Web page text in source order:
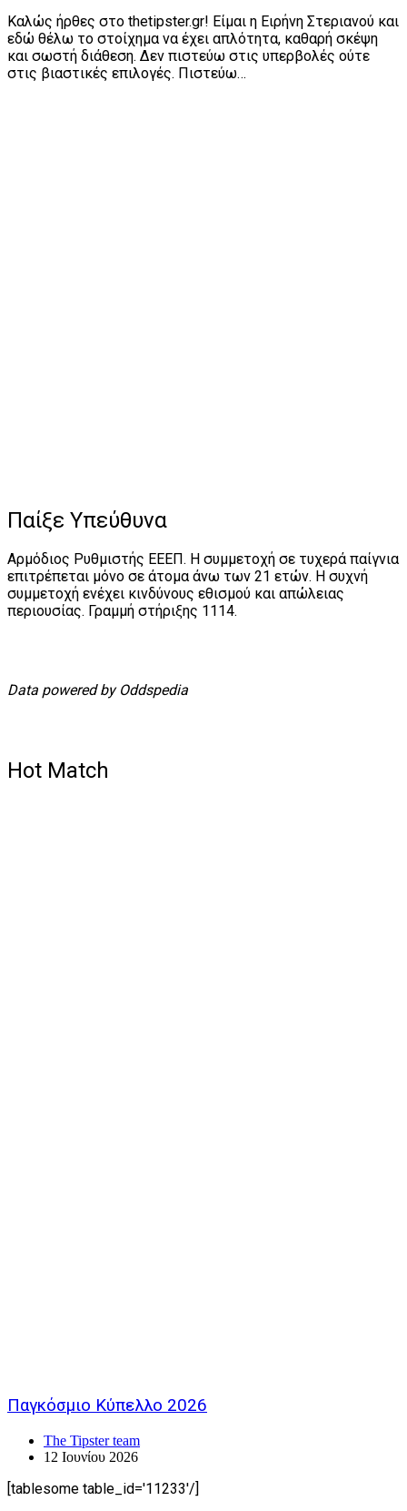
Καλώς ήρθες στο thetipster.gr! Είμαι η Ειρήνη Στεριανού και
εδώ θέλω το στοίχημα να έχει απλότητα, καθαρή σκέψη
και σωστή διάθεση. Δεν πιστεύω στις υπερβολές ούτε
στις βιαστικές επιλογές. Πιστεύω…
Παίξε Υπεύθυνα
Αρμόδιος Ρυθμιστής ΕΕΕΠ. Η συμμετοχή σε τυχερά παίγνια
επιτρέπεται μόνο σε άτομα άνω των 21 ετών. Η συχνή
συμμετοχή ενέχει κινδύνους εθισμού και απώλειας
περιουσίας. Γραμμή στήριξης 1114.
Data powered by Oddspedia
Hot Match
Παγκόσμιο Κύπελλο 2026
The Tipster team
12 Ιουνίου 2026
[tablesome table_id='11233'/]